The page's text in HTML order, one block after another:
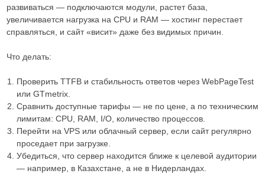
развиваться — подключаются модули, растет база,
увеличивается нагрузка на CPU и RAM — хостинг перестает
справляться, и сайт «висит» даже без видимых причин.
Что делать:
Проверить TTFB и стабильность ответов через WebPageTest
или GTmetrix.
Сравнить доступные тарифы — не по цене, а по техническим
лимитам: CPU, RAM, I/O, количество процессов.
Перейти на VPS или облачный сервер, если сайт регулярно
проседает при загрузке.
Убедиться, что сервер находится ближе к целевой аудитории
— например, в Казахстане, а не в Нидерландах.